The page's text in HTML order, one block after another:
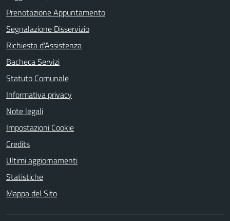
Prenotazione Appuntamento
Segnalazione Disservizio
Richiesta d'Assistenza
Bacheca Servizi
Statuto Comunale
Informativa privacy
Note legali
Impostazioni Cookie
Credits
Ultimi aggiornamenti
Statistiche
Mappa del Sito